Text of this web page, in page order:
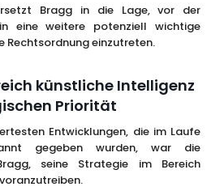
Bragg in die Lage, vor der
eine weitere potenziell wichtige
Rechtsordnung einzutreten.
künstliche Intelligenz
Priorität
Entwicklungen, die im Laufe
gegeben wurden, war die
seine Strategie im Bereich